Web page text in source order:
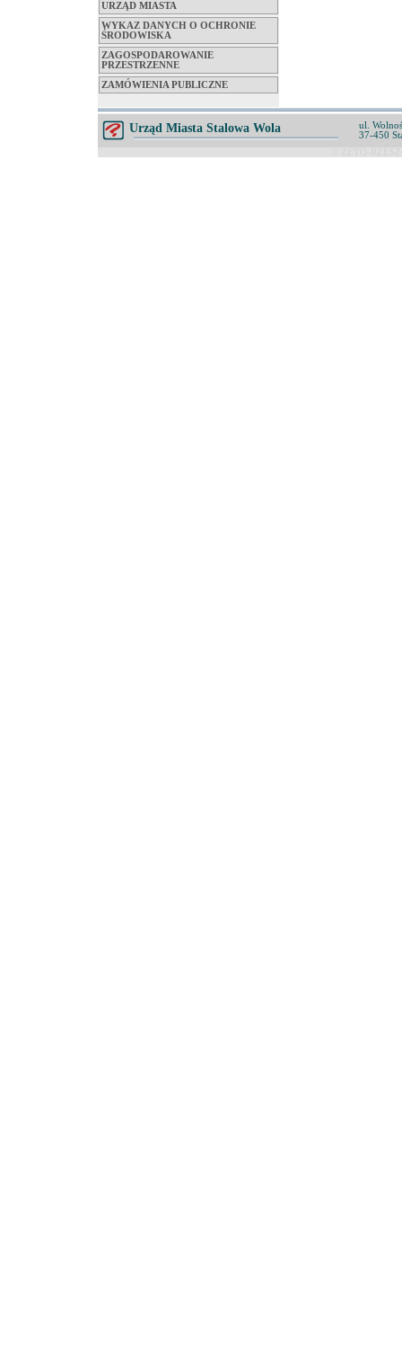
URZĄD MIASTA
WYKAZ DANYCH O OCHRONIE
ŚRODOWISKA
ZAGOSPODAROWANIE
PRZESTRZENNE
ZAMÓWIENIA PUBLICZNE
Urząd Miasta Stalowa Wola
ul.
37-450